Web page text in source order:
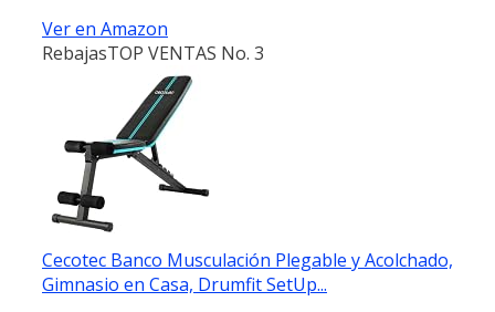
Ver en Amazon
RebajasTOP VENTAS No. 3
Cecotec Banco Musculación Plegable y Acolchado,
Gimnasio en Casa, Drumfit SetUp...